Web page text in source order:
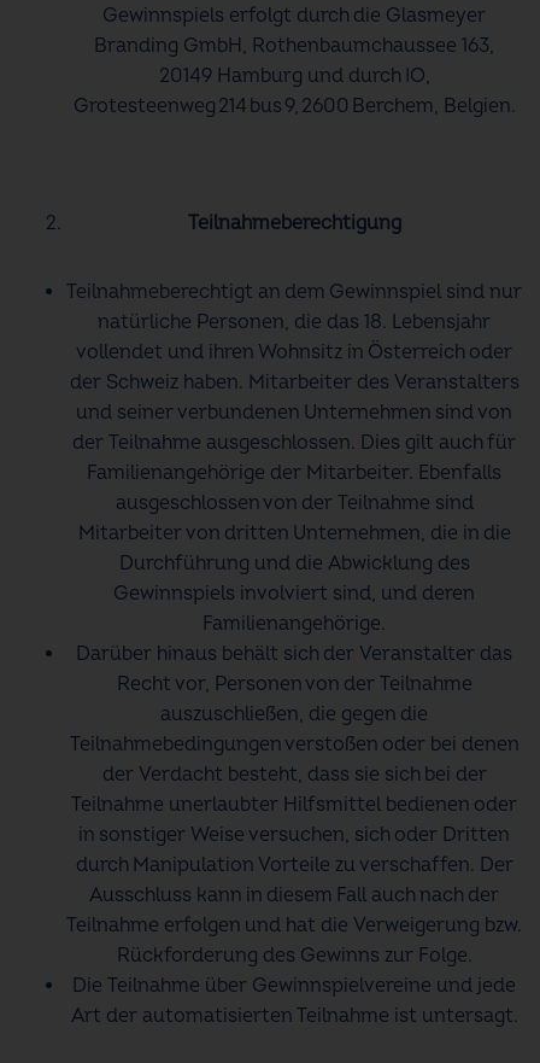
Gewinnspiels erfolgt durch die Glasmeyer
Branding GmbH, Rothenbaumchaussee 163,
20149 Hamburg und durch IO,
Grotesteenweg 214 bus 9, 2600 Berchem, Belgien.
Teilnahmeberechtigung
Teilnahmeberechtigt an dem Gewinnspiel sind nur
natürliche Personen, die das 18. Lebensjahr
vollendet und ihren Wohnsitz in Österreich oder
der Schweiz haben. Mitarbeiter des Veranstalters
und seiner verbundenen Unternehmen sind von
der Teilnahme ausgeschlossen. Dies gilt auch für
Familienangehörige der Mitarbeiter. Ebenfalls
ausgeschlossen von der Teilnahme sind
Mitarbeiter von dritten Unternehmen, die in die
Durchführung und die Abwicklung des
Gewinnspiels involviert sind, und deren
Familienangehörige.
Darüber hinaus behält sich der Veranstalter das
Recht vor, Personen von der Teilnahme
auszuschließen, die gegen die
Teilnahmebedingungen verstoßen oder bei denen
der Verdacht besteht, dass sie sich bei der
Teilnahme unerlaubter Hilfsmittel bedienen oder
in sonstiger Weise versuchen, sich oder Dritten
durch Manipulation Vorteile zu verschaffen. Der
Ausschluss kann in diesem Fall auch nach der
Teilnahme erfolgen und hat die Verweigerung bzw.
Rückforderung des Gewinns zur Folge.
Die Teilnahme über Gewinnspielvereine und jede
Art der automatisierten Teilnahme ist untersagt.